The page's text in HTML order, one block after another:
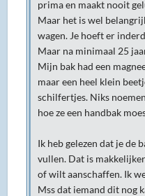
prima en maakt nooit
Maar het is wel
wagen. Je hoeft er
Maar na minimaal 25
Mijn bak had een
maar een heel klein
schilfertjes. Niks
hoe ze een handbak
Ik heb gelezen dat je de
vullen. Dat is
of wilt aanschaffen. Ik
Mss dat iemand dit nog